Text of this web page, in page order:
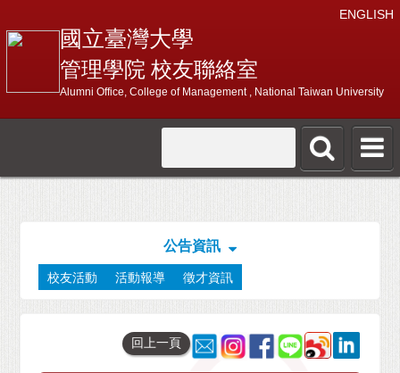
ENGLISH
國立臺灣大學
管理學院 校友聯絡室
Alumni Office, College of Management , National Taiwan University
公告資訊
校友活動 活動報導 徵才資訊
回上一頁